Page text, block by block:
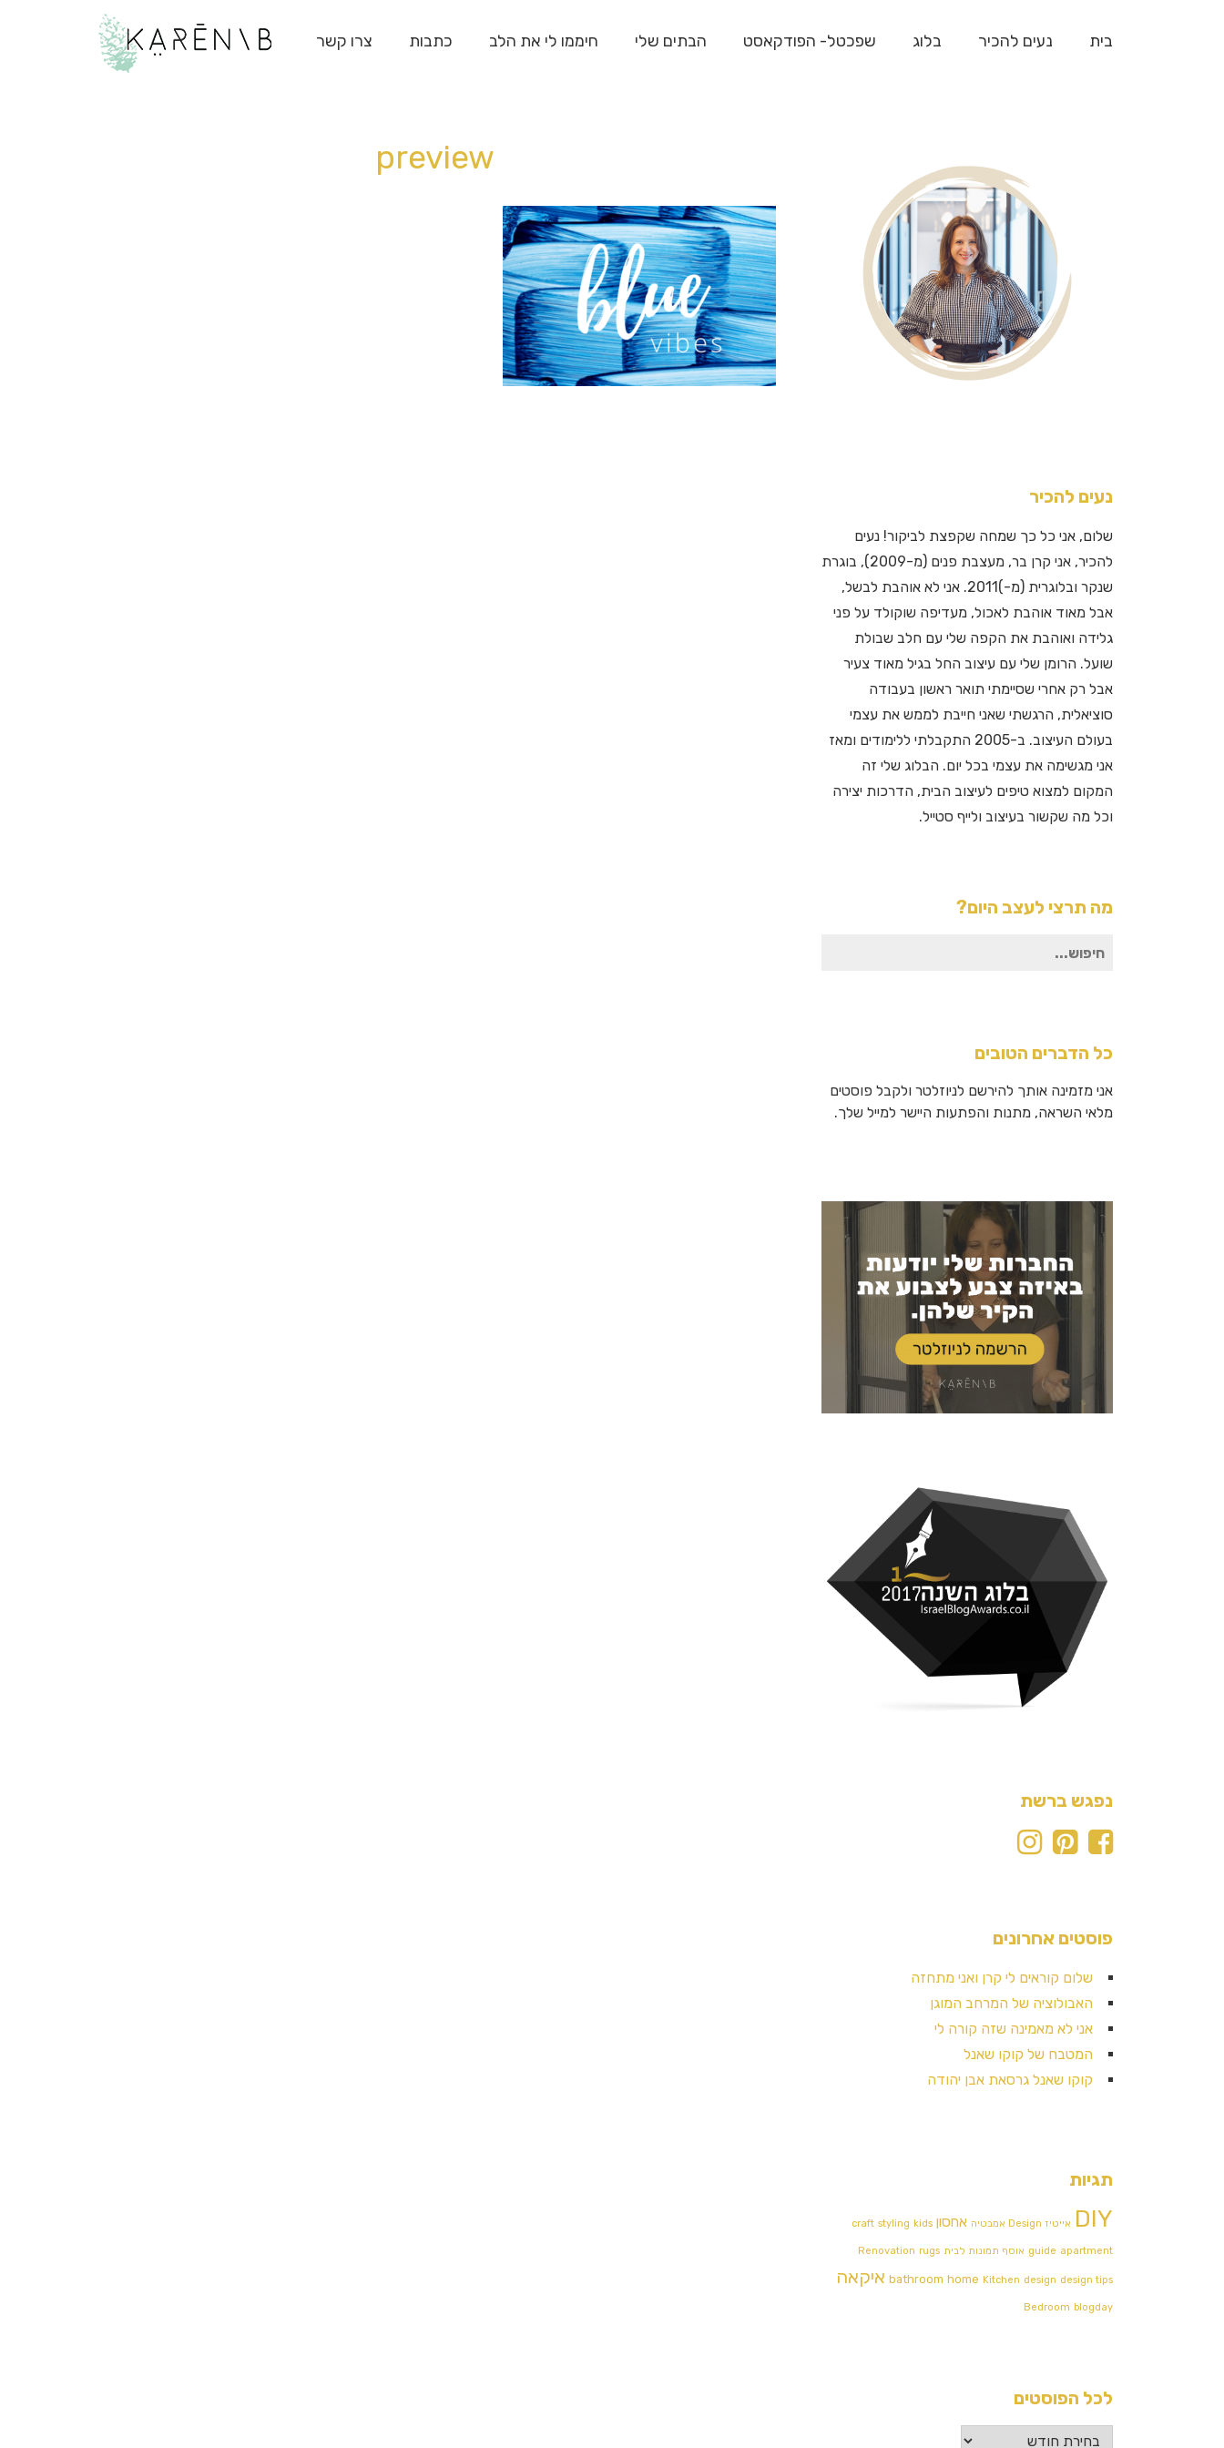
בית נעים להכיר בלוג שפכטל- הפודקאסט הבתים שלי חיממו לי את הלב כתבות צרו קשר
preview
נעים להכיר
שלום, אני כל כך שמחה שקפצת לביקור! נעים
להכיר, אני קרן בר, מעצבת פנים (מ-2009), בוגרת
שנקר ובלוגרית (מ-)2011. אני לא אוהבת לבשל,
אבל מאוד אוהבת לאכול, מעדיפה שוקולד על פני
גלידה ואוהבת את הקפה שלי עם חלב שבולת
שועל. הרומן שלי עם עיצוב החל בגיל מאוד צעיר
אבל רק אחרי שסיימתי תואר ראשון בעבודה
סוציאלית, הרגשתי שאני חייבת לממש את עצמי
בעולם העיצוב. ב-2005 התקבלתי ללימודים ומאז
אני מגשימה את עצמי בכל יום. הבלוג שלי זה
המקום למצוא טיפים לעיצוב הבית, הדרכות יצירה
וכל מה שקשור בעיצוב ולייף סטייל.
מה תרצי לעצב היום?
חיפוש
כל הדברים הטובים
אני מזמינה אותך להירשם לניוזלטר ולקבל פוסטים
מלאי השראה, מתנות והפתעות היישר למייל שלך.
נפגש ברשת
פוסטים אחרונים
שלום קוראים לי קרן ואני מתחזה
האבולוציה של המרחב המוגן
אני לא מאמינה שזה קורה לי
המטבח של קוקו שאנל
קוקו שאנל גרסאת אבן יהודה
תגיות
DIY אייטיז Design אמבטיה אחסון craft styling kids
guide apartment אוסף תמונות לבית Renovation rugs
bathroom home Kitchen design design tips איקאה
Bedroom blogday
לכל הפוסטים
לכל